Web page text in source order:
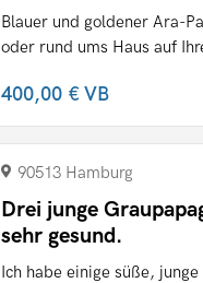
Blauer und goldener Ara-
oder rund ums Haus auf
400,00 €VB
90513 Hamburg
Drei junge
sehr gesund.
Ich habe einige süße,